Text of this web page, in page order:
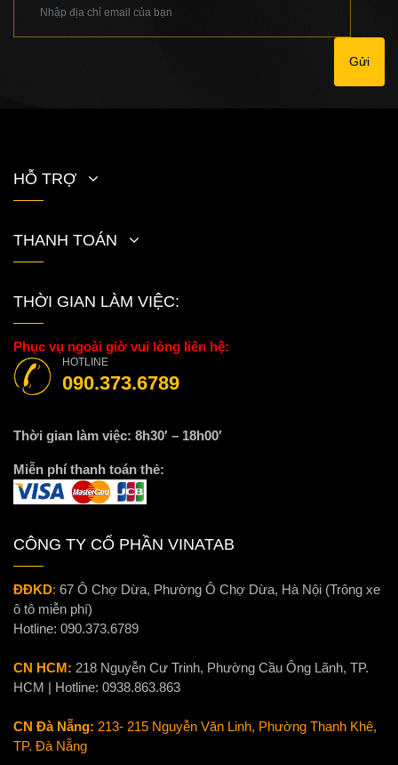
Gửi
HỖ TRỢ
THANH TOÁN
THỜI GIAN LÀM VIỆC:
Phục vụ ngoài giờ vui lòng liên hệ:
HOTLINE
090.373.6789
Thời gian làm việc: 8h30′ – 18h00′
Miễn phí thanh toán thẻ:
CÔNG TY CỔ PHẦN VINATAB
ĐĐKD: 67 Ô Chợ Dừa, Phường Ô Chợ Dừa, Hà Nội (Trông xe
ô tô miễn phí)
Hotline: 090.373.6789
CN HCM: 218 Nguyễn Cư Trinh, Phường Cầu Ông Lãnh, TP.
HCM | Hotline: 0938.863.863
CN Đà Nẵng: 213- 215 Nguyễn Văn Linh, Phường Thanh Khê,
TP. Đà Nẵng